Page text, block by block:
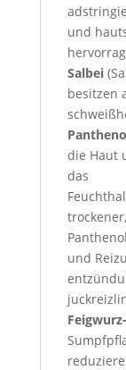
und
Salbei
besitzen
die Haut
das
und